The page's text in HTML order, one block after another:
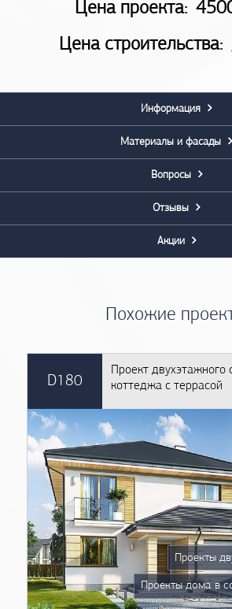
Цена проекта:
Цена строительства:
Информация
Материалы и фасады
Вопросы
Отзывы
Акции
Похожие
D180
Проект двухэтажного
коттеджа с террасой
Проекты
Проекты дома в